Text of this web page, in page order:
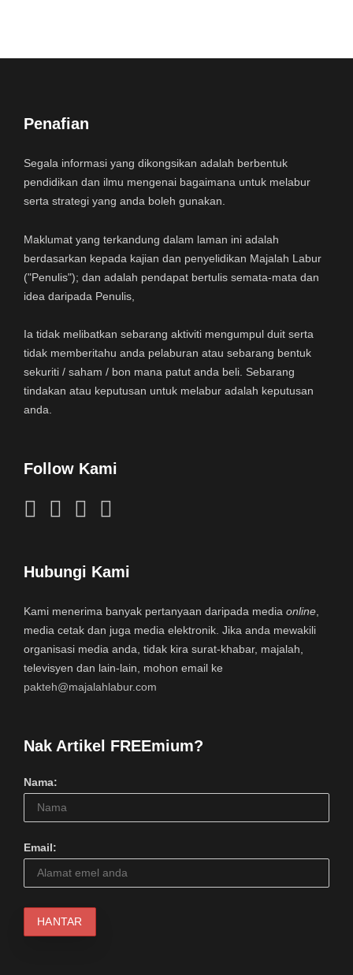
Penafian
Segala informasi yang dikongsikan adalah berbentuk
pendidikan dan ilmu mengenai bagaimana untuk melabur
serta strategi yang anda boleh gunakan.
Maklumat yang terkandung dalam laman ini adalah
berdasarkan kepada kajian dan penyelidikan Majalah Labur
("Penulis"); dan adalah pendapat bertulis semata-mata dan
idea daripada Penulis,
Ia tidak melibatkan sebarang aktiviti mengumpul duit serta
tidak memberitahu anda pelaburan atau sebarang bentuk
sekuriti / saham / bon mana patut anda beli. Sebarang
tindakan atau keputusan untuk melabur adalah keputusan
anda.
Follow Kami
Hubungi Kami
Kami menerima banyak pertanyaan daripada media online
media cetak dan juga media elektronik. Jika anda mewakili
organisasi media anda, tidak kira surat-khabar, majalah,
televisyen dan lain-lain, mohon email ke
pakteh@majalahlabur.com
Nak Artikel FREEmium?
Nama:
Email: